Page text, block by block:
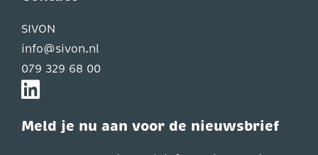
SIVON
info@sivon.nl
079 329 68 00
Meld je nu aan voor de nieuwsbrief